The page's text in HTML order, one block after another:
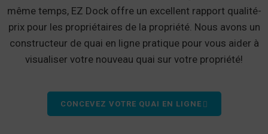
même temps, EZ Dock offre un excellent rapport qualité-
prix pour les propriétaires de la propriété. Nous avons un
constructeur de quai en ligne pratique pour vous aider à
visualiser votre nouveau quai sur votre propriété!
CONCEVEZ VOTRE QUAI EN LIGNE